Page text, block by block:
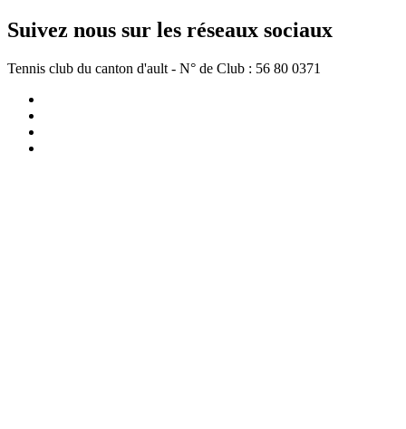
Suivez nous sur les réseaux sociaux
Tennis club du canton d'ault - N° de Club : 56 80 0371